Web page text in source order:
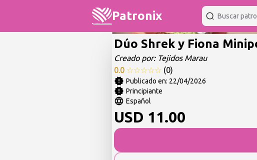
Patronix
Dúo Shrek y Fiona
Creado por: Tejidos Marau
0.0 ☆☆☆☆☆ (0)
Publicado en: 22/04/2026
Principiante
Español
USD 11.00